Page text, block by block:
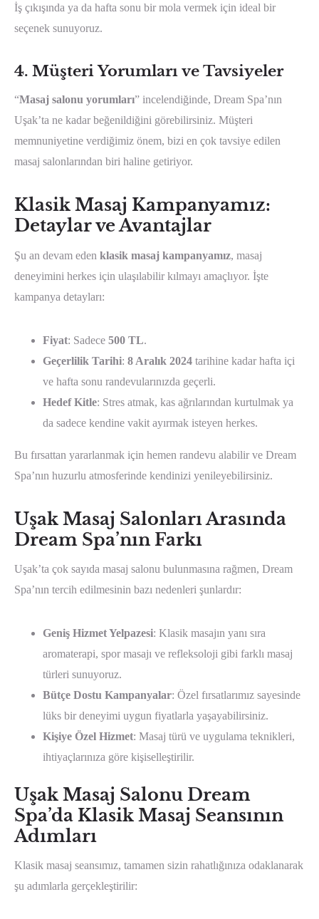
İş çıkışında ya da hafta sonu bir mola vermek için ideal bir
seçenek sunuyoruz.
4. Müşteri Yorumları ve Tavsiyeler
“Masaj salonu yorumları” incelendiğinde, Dream Spa’nın
Uşak’ta ne kadar beğenildiğini görebilirsiniz. Müşteri
memnuniyetine verdiğimiz önem, bizi en çok tavsiye edilen
masaj salonlarından biri haline getiriyor.
Klasik Masaj Kampanyamız:
Detaylar ve Avantajlar
Şu an devam eden klasik masaj kampanyamız, masaj
deneyimini herkes için ulaşılabilir kılmayı amaçlıyor. İşte
kampanya detayları:
Fiyat: Sadece 500 TL.
Geçerlilik Tarihi: 8 Aralık 2024 tarihine kadar hafta içi
ve hafta sonu randevularınızda geçerli.
Hedef Kitle: Stres atmak, kas ağrılarından kurtulmak ya
da sadece kendine vakit ayırmak isteyen herkes.
Bu fırsattan yararlanmak için hemen randevu alabilir ve Dream
Spa’nın huzurlu atmosferinde kendinizi yenileyebilirsiniz.
Uşak Masaj Salonları Arasında
Dream Spa’nın Farkı
Uşak’ta çok sayıda masaj salonu bulunmasına rağmen, Dream
Spa’nın tercih edilmesinin bazı nedenleri şunlardır:
Geniş Hizmet Yelpazesi: Klasik masajın yanı sıra
aromaterapi, spor masajı ve refleksoloji gibi farklı masaj
türleri sunuyoruz.
Bütçe Dostu Kampanyalar: Özel fırsatlarımız sayesinde
lüks bir deneyimi uygun fiyatlarla yaşayabilirsiniz.
Kişiye Özel Hizmet: Masaj türü ve uygulama teknikleri,
ihtiyaçlarınıza göre kişiselleştirilir.
Uşak Masaj Salonu Dream
Spa’da Klasik Masaj Seansının
Adımları
Klasik masaj seansımız, tamamen sizin rahatlığınıza odaklanarak
şu adımlarla gerçekleştirilir: